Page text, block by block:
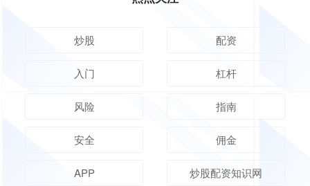
炒股 配资
入门 杠杆
风险 指南
安全 佣金
APP 炒股配资知识网